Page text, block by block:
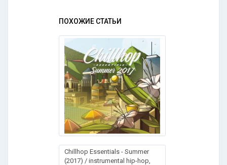
ПОХОЖИЕ СТАТЬИ
Chillhop Essentials - Summer
(2017) / instrumental hip-hop,